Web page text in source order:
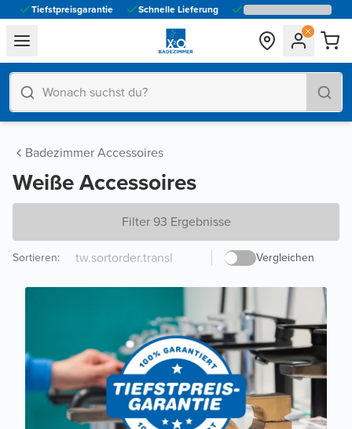
Tiefstpreisgarantie Schnelle Lieferung
general.navigation.toggle_menu.label
Badezimmer Accessoires
Weiße Accessoires
Filter 93 Ergebnisse
Vergleichen
Sortieren: